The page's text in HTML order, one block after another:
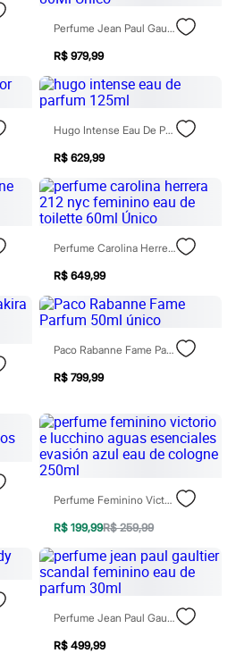
Perfume Jean Paul Gaultier Scandal Le Parfum Feminino Eau De Parfum 80Ml Único
R$ 979,99
Hugo Intense Eau De Parfum 125ml
R$ 629,99
Perfume Carolina Herrera 212 Nyc Feminino Eau De Toilette 60ml Único
R$ 649,99
Paco Rabanne Fame Parfum 50ml Único
R$ 799,99
Perfume Feminino Victorio E Lucchino Aguas Esenciales Evasión Azul Eau De Cologne 250ml
R$ 199,99R$ 259,99
Perfume Jean Paul Gaultier Scandal Feminino Eau De Parfum 30ml
R$ 499,99